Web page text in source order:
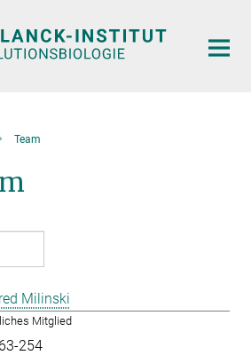
Team
Milinski
Mitglied
254